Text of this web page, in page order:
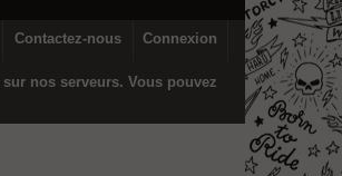
Connexion
Contactez-nous
nos serveurs. Vous pouvez